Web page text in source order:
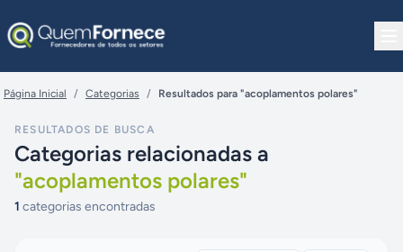
Página Inicial / Categorias / Resultados para "acoplamentos polares"
RESULTADOS DE BUSCA
Categorias relacionadas a
"acoplamentos polares"
1 categorias encontradas